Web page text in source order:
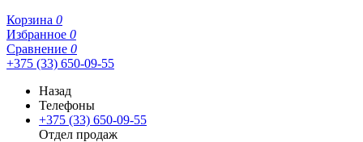
Корзина 0
Избранное 0
Сравнение 0
+375 (33) 650-09-55
Назад
Телефоны
+375 (33) 650-09-55
Отдел продаж